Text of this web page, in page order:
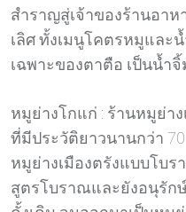
สำราญสู่เจ้าของร้านอา
เลิศ ทั้งเมนูโคตรหมูและ
เฉพาะของตาตือ เป็นน้ำ
หมูย่างโกแก่ : ร้านหมูย่า
ที่มีประวัติยาวนานกว่า
หมูย่างเมืองตรังแบบโบร
สูตรโบราณและยังอนุรัก